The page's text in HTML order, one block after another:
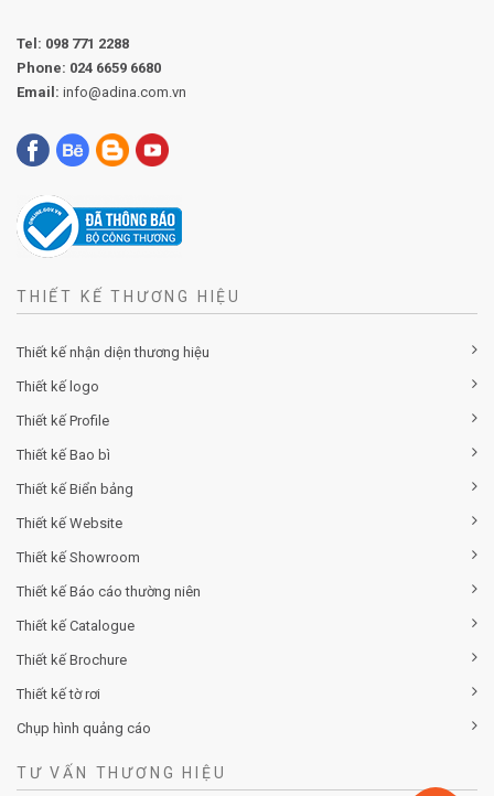
Tel: 098 771 2288
Phone: 024 6659 6680
Email: info@adina.com.vn
THIẾT KẾ THƯƠNG HIỆU
Thiết kế nhận diện thương hiệu
Thiết kế logo
Thiết kế Profile
Thiết kế Bao bì
Thiết kế Biển bảng
Thiết kế Website
Thiết kế Showroom
Thiết kế Báo cáo thường niên
Thiết kế Catalogue
Thiết kế Brochure
Thiết kế tờ rơi
Chụp hình quảng cáo
TƯ VẤN THƯƠNG HIỆU